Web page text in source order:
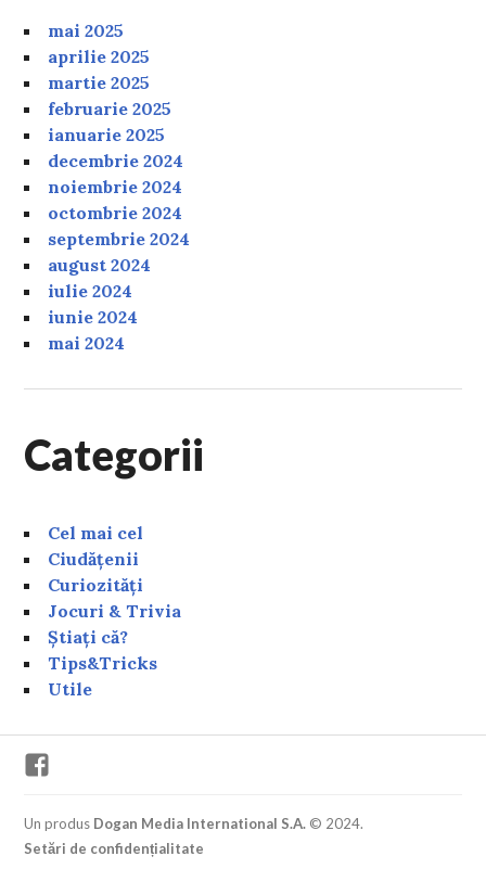
mai 2025
aprilie 2025
martie 2025
februarie 2025
ianuarie 2025
decembrie 2024
noiembrie 2024
octombrie 2024
septembrie 2024
august 2024
iulie 2024
iunie 2024
mai 2024
Categorii
Cel mai cel
Ciudățenii
Curiozități
Jocuri & Trivia
Știați că?
Tips&Tricks
Utile
Un produs Dogan Media International S.A. © 2024.
Setări de confidențialitate